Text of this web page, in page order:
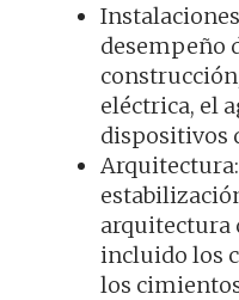
desempeño
eléctrica, el
dispositivos
arquitectura
incluido los
los